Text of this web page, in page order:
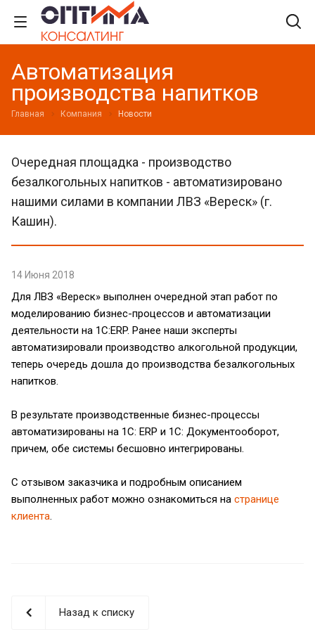
Автоматизация
производства напитков
Главная Компания Новости
Очередная площадка - производство
безалкогольных напитков - автоматизировано
нашими силами в компании ЛВЗ «Вереск» (г.
Кашин).
14 Июня 2018
Для ЛВЗ «Вереск» выполнен очередной этап работ по
моделированию бизнес-процессов и автоматизации
деятельности на 1С:ERP. Ранее наши эксперты
автоматизировали производство алкогольной продукции,
теперь очередь дошла до производства безалкогольных
напитков.
В результате производственные бизнес-процессы
автоматизированы на 1С: ERP и 1С: Документооборот,
причем, обе системы бесшовно интегрированы.
С отзывом заказчика и подробным описанием
выполненных работ можно ознакомиться на странице
клиента.
Назад к списку